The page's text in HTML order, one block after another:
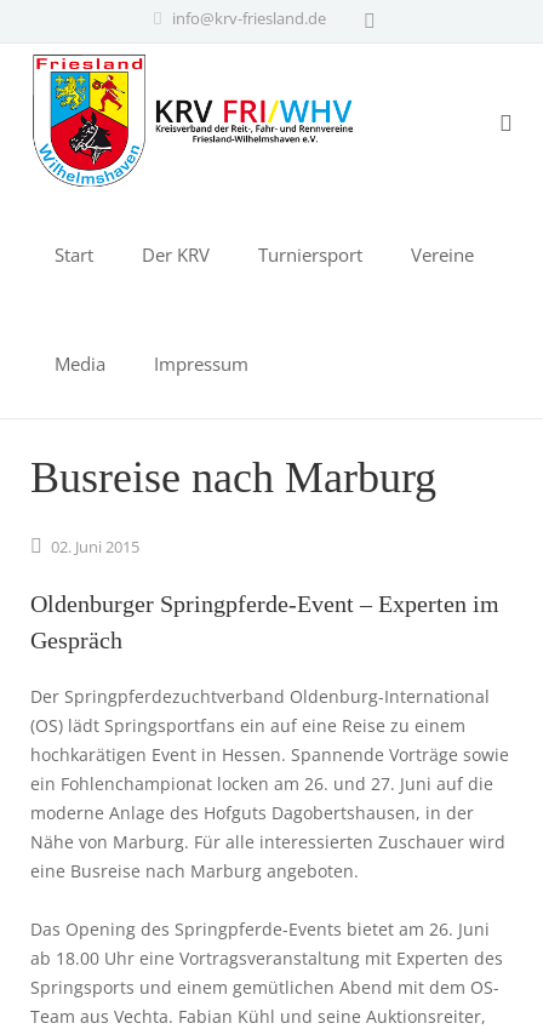
info@krv-friesland.de
Start Der KRV Turniersport Vereine
Media Impressum
Busreise nach Marburg
02. Juni 2015
Oldenburger Springpferde-Event – Experten im
Gespräch
Der Springpferdezuchtverband Oldenburg-International
(OS) lädt Springsportfans ein auf eine Reise zu einem
hochkarätigen Event in Hessen. Spannende Vorträge sowie
ein Fohlenchampionat locken am 26. und 27. Juni auf die
moderne Anlage des Hofguts Dagobertshausen, in der
Nähe von Marburg. Für alle interessierten Zuschauer wird
eine Busreise nach Marburg angeboten.
Das Opening des Springpferde-Events bietet am 26. Juni
ab 18.00 Uhr eine Vortragsveranstaltung mit Experten des
Springsports und einem gemütlichen Abend mit dem OS-
Team aus Vechta. Fabian Kühl und seine Auktionsreiter,